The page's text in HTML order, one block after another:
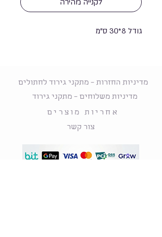
לקנייה מהירה
גודל 8*30 ס"מ
מדיניות החזרות – מתקני גירוד לחתולים
מדיניות משלוחים – מתקני גירוד
אחריות מוצרים
צור קשר